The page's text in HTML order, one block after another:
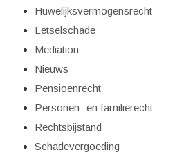
Huwelijksvermogensrecht
Letselschade
Mediation
Nieuws
Pensioenrecht
Personen- en familierecht
Rechtsbijstand
Schadevergoeding